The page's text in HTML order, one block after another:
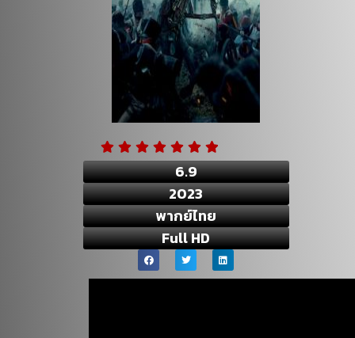
6.9
2023
พากย์ไทย
Full HD